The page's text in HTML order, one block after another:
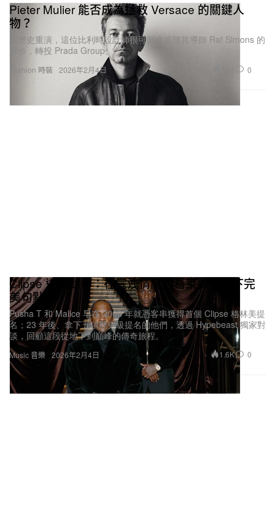
Fashion 時裝
Pieter Mulier 能否成為拯救 Versace 的關鍵人
物？
若歷史重演，這位比利時設計師很可能會追隨其導師 Raf Simons 的
腳步，轉投 Prada Group。
2026年2月4日 0
Music 音樂
Clipse 逆襲封神：在宣洩情緒的葛萊美週畫下完
美句點
Pusha T 和 Malice 早在 2003 年就憑客串獲得首個 Clipse 格林美提
名；23 年後、拿下五項歷史級提名的他們，透過 Hypebeast 獨家對
談，回顧這段從地下到巔峰的傳奇旅程。
2026年2月4日 1.6K 0